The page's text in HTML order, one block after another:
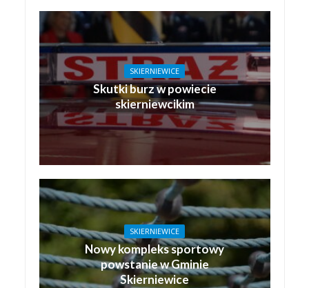
SKIERNIEWICE
Skutki burz w powiecie
skierniewcikim
SKIERNIEWICE
Nowy kompleks sportowy
powstanie w Gminie
Skierniewice